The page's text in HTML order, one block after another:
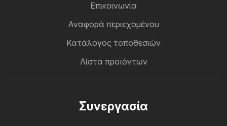
Επικοινωνία
Αναφορά περιεχομένου
Κατάλογος τοποθεσιών
Λίστα προϊόντων
Συνεργασία